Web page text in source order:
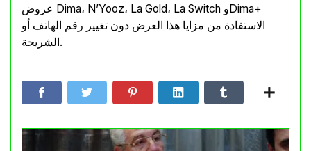
عروض Dima، N’Yooz، La Gold، La Switch وDima+
الاستفادة من مزايا هذا العرض دون تغيير رقم الهاتف أو
الشريحة.